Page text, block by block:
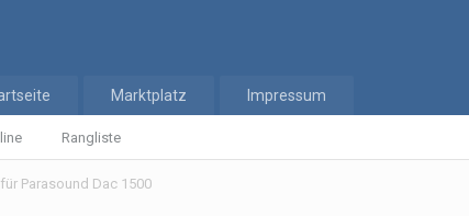
Rangliste
Marktplatz Impressum
Parasound Dac 1500